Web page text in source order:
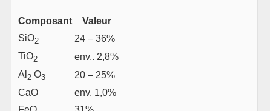
Composant
Valeur
SiO2
24 – 36%
TiO2
env.. 2,8%
Al 2 O3
20 – 25%
CaO
env. 1,0%